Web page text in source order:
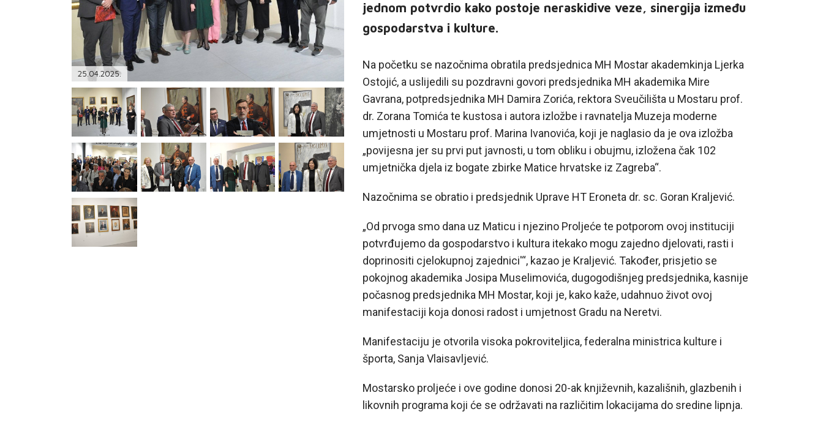
25.04.2025.
jednom potvrdio kako postoje neraskidive veze, sinergija između
gospodarstva i kulture.
Na početku se nazočnima obratila predsjednica MH Mostar akademkinja Ljerka
Ostojić, a uslijedili su pozdravni govori predsjednika MH akademika Mire
Gavrana, potpredsjednika MH Damira Zorića, rektora Sveučilišta u Mostaru prof.
dr. Zorana Tomića te kustosa i autora izložbe i ravnatelja Muzeja moderne
umjetnosti u Mostaru prof. Marina Ivanovića, koji je naglasio da je ova izložba
„povijesna jer su prvi put javnosti, u tom obliku i obujmu, izložena čak 102
umjetnička djela iz bogate zbirke Matice hrvatske iz Zagreba“.
Nazočnima se obratio i predsjednik Uprave HT Eroneta dr. sc. Goran Kraljević.
„Od prvoga smo dana uz Maticu i njezino Proljeće te potporom ovoj instituciji
potvrđujemo da gospodarstvo i kultura itekako mogu zajedno djelovati, rasti i
doprinositi cjelokupnoj zajednici'“, kazao je Kraljević. Također, prisjetio se
pokojnog akademika Josipa Muselimovića, dugogodišnjeg predsjednika, kasnije
počasnog predsjednika MH Mostar, koji je, kako kaže, udahnuo život ovoj
manifestaciji koja donosi radost i umjetnost Gradu na Neretvi.
Manifestaciju je otvorila visoka pokroviteljica, federalna ministrica kulture i
športa, Sanja Vlaisavljević.
Mostarsko proljeće i ove godine donosi 20-ak književnih, kazališnih, glazbenih i
likovnih programa koji će se održavati na različitim lokacijama do sredine lipnja.